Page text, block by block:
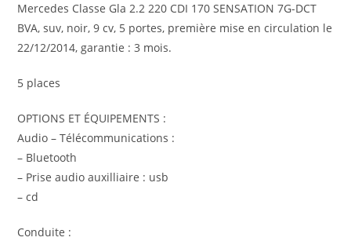
Mercedes Classe Gla 2.2 220 CDI 170 SENSATION 7G-DCT
BVA, suv, noir, 9 cv, 5 portes, première mise en circulation le
22/12/2014, garantie : 3 mois.
5 places
OPTIONS ET ÉQUIPEMENTS :
Audio – Télécommunications :
– Bluetooth
– Prise audio auxilliaire : usb
– cd
Conduite :